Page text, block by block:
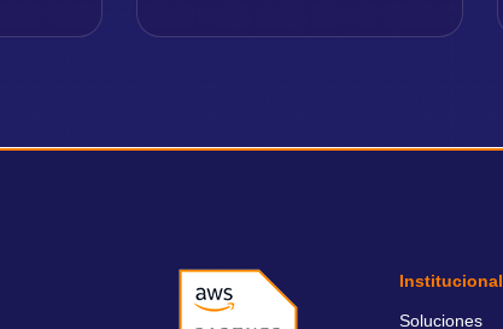
Institucional
Soluciones